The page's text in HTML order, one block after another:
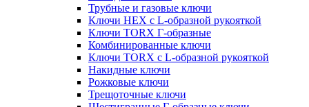
Трубные и газовые ключи
Ключи HEX с L-образной рукояткой
Ключи TORX Г-образные
Комбинированные ключи
Ключи TORX с L-образной рукояткой
Накидные ключи
Рожковые ключи
Трещоточные ключи